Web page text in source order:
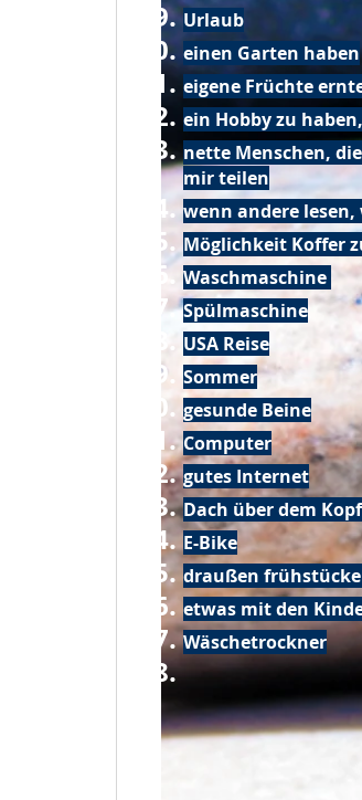
Urlaub
einen Garten haben
eigene Früchte
ein Hobby zu
nette Menschen,
mir teilen
wenn andere lesen,
Möglichkeit Koffer
Waschmaschine
Spülmaschine
USA Reise
Sommer
gesunde Beine
Computer
gutes Internet
Dach über dem Kopf
E-Bike
draußen
etwas mit den
Wäschetrockner